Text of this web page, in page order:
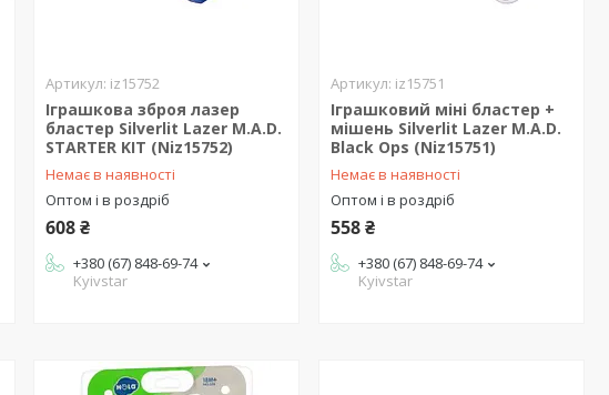
iz15752
Іграшкова зброя лазер
бластер Silverlit Lazer M.A.D.
STARTER KIT (Niz15752)
Немає в наявності
Оптом і в роздріб
608 ₴
+380 (67) 848-69-74
Kyivstar
iz15751
Іграшковий міні бластер +
мішень Silverlit Lazer M.A.D.
Black Ops (Niz15751)
Немає в наявності
Оптом і в роздріб
558 ₴
+380 (67) 848-69-74
Kyivstar